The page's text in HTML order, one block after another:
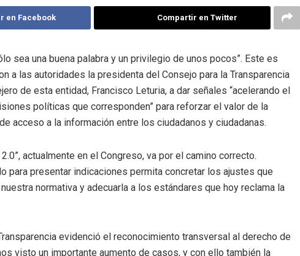
en Facebook Compartir en Twitter
sea una buena palabra y un privilegio de unos pocos”. Este es
a las autoridades la presidenta del Consejo para la Transparencia
de esta entidad, Francisco Leturia, a dar señales “acelerando el
políticas que corresponden” para reforzar el valor de la
acceso a la información entre los ciudadanos y ciudadanas.
actualmente en el Congreso, va por el camino correcto.
para presentar indicaciones permita concretar los ajustes que
normativa y adecuarla a los estándares que hoy reclama la
evidenció el reconocimiento transversal al derecho de
visto un importante aumento de casos, y con ello también la